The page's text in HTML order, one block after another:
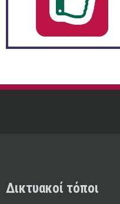
Δικτυακοί τόποι